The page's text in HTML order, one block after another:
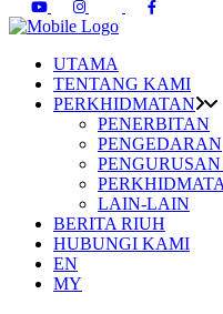
UTAMA
TENTANG KAMI
PERKHIDMATAN
PENERBITAN
PENGEDARAN
LAIN-LAIN
BERITA RIUH
HUBUNGI KAMI
EN
MY